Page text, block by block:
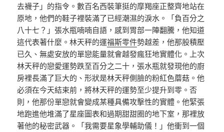
去襪子」的指令。數百名西裝筆挺的摩羯座正整齊地站在
原地，他們的鞋子裡裝滿了已經潮濕的淚水。「負百分之
八十七？」張水瓶喃喃自語，感到胃部一陣翻騰，他知道
這代表著什麼。林天秤的運福斯零件勢越差，他那股積壓
已久、無處安放的單戀能量就會越發瘋狂地實體化。上次
林天秤的戀愛運勢跌至百分之二十，張水瓶就發現他的廚
房裡長滿了巨大的、形狀是林天秤側臉的粉紅色蘑菇。他
必須在今天結束前，將林天秤的運勢至少提升到零。否
則，他那份單戀就會變成某種具備攻擊性的實體。他緊張
地跑進他堆滿了星座圖表和過期甜甜圈的地下室，那裡放
著他的秘密武器。「我需要星象學輔助儀！」他衝到一個